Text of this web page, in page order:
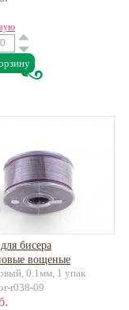
бисера
вощеные
0.1мм ок.45м
0.1мм, 1 упак
r038-09